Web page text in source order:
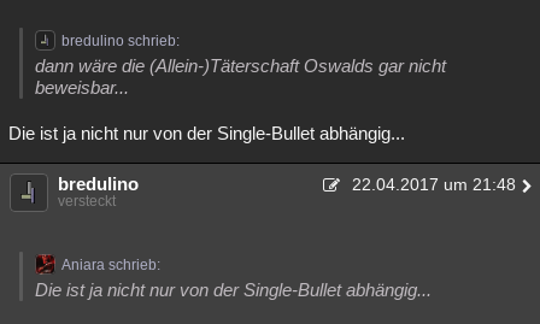
bredulino schrieb:
dann wäre die (Allein-)Täterschaft Oswalds gar nicht
beweisbar...
Die ist ja nicht nur von der Single-Bullet abhängig...
bredulino 22.04.2017 um 21:48
versteckt
Aniara schrieb:
Die ist ja nicht nur von der Single-Bullet abhängig...